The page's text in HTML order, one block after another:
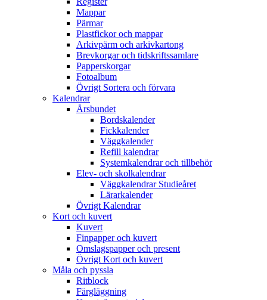
Mappar
Pärmar
Plastfickor och mappar
Arkivpärm och arkivkartong
Brevkorgar och tidskriftssamlare
Papperskorgar
Fotoalbum
Övrigt Sortera och förvara
Kalendrar
Årsbundet
Bordskalender
Fickkalender
Väggkalender
Refill kalendrar
Systemkalendrar och tillbehör
Elev- och skolkalendrar
Väggkalendrar Studieåret
Lärarkalender
Övrigt Kalendrar
Kort och kuvert
Kuvert
Finpapper och kuvert
Omslagspapper och present
Övrigt Kort och kuvert
Måla och pyssla
Ritblock
Färgläggning